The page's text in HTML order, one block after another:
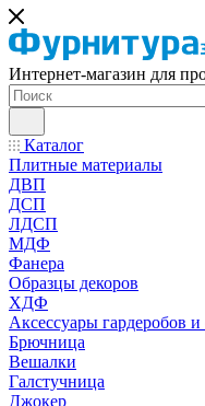
Интернет-магазин для
Каталог
Плитные материалы
ДВП
ДСП
ЛДСП
МДФ
Фанера
Образцы декоров
ХДФ
Аксессуары гардеробов
Брючница
Вешалки
Галстучница
Джокер